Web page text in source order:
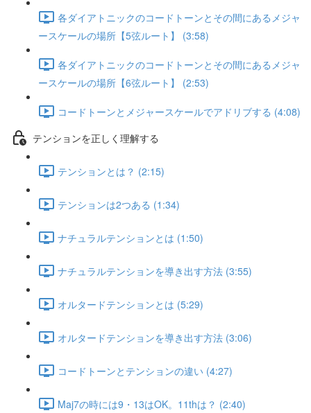
各ダイアトニックのコードトーンとその間にあるメジャ
ースケールの場所【5弦ルート】 (3:58)
各ダイアトニックのコードトーンとその間にあるメジャ
ースケールの場所【6弦ルート】 (2:53)
コードトーンとメジャースケールでアドリブする (4:08)
テンションを正しく理解する
テンションとは？ (2:15)
テンションは2つある (1:34)
ナチュラルテンションとは (1:50)
ナチュラルテンションを導き出す方法 (3:55)
オルタードテンションとは (5:29)
オルタードテンションを導き出す方法 (3:06)
コードトーンとテンションの違い (4:27)
Maj7の時には9・13はOK。11thは？ (2:40)